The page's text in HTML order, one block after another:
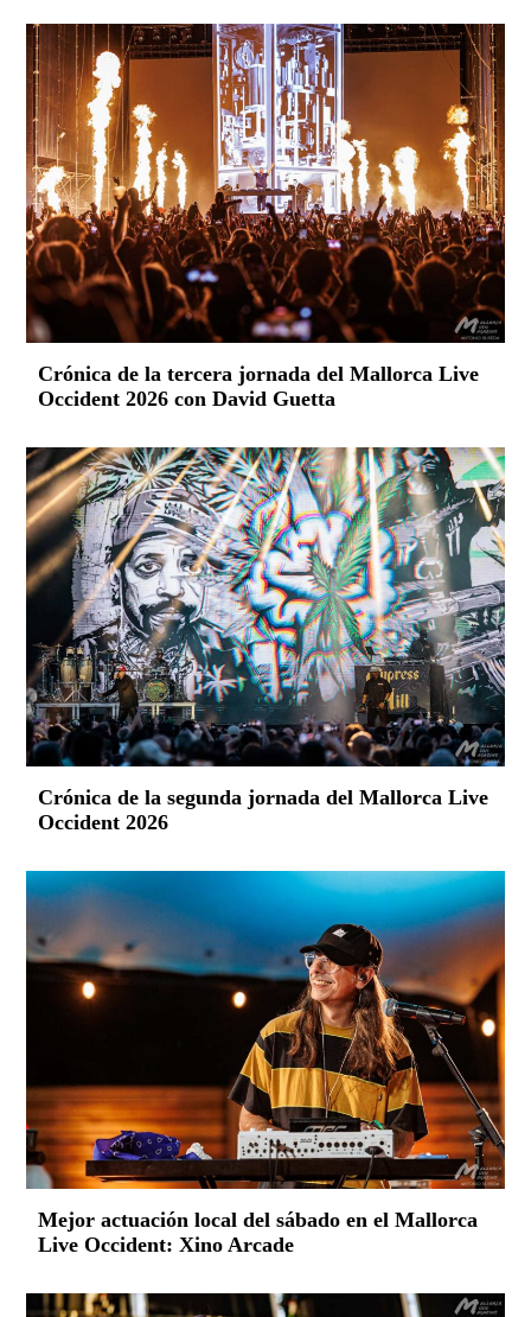
Crónica de la tercera jornada del Mallorca Live
Occident 2026 con David Guetta
Crónica de la segunda jornada del Mallorca Live
Occident 2026
Mejor actuación local del sábado en el Mallorca
Live Occident: Xino Arcade